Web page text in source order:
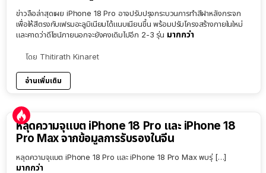
ข่าวลือล่าสุดเผย iPhone 18 Pro อาจปรับปรุงกระบวนการทำสีฝาหลังกระจก
เพื่อให้สีตรงกับเฟรมอะลูมิเนียมได้แนบเนียนขึ้น พร้อมปรับโครงสร้างภายในใหม่
และคาดว่าดีไซน์ภายนอกจะยังคงเดิมไปอีก 2-3 รุ่น มากกว่า
โดย Thitirath Kinaret
อ่านเพิ่มเติม
หลุดความจุแบต iPhone 18 Pro และ iPhone 18
Pro Max จากข้อมูลการรับรองในจีน
หลุดความจุแบต iPhone 18 Pro และ iPhone 18 Pro Max พบรุ่ […]
มากกว่า